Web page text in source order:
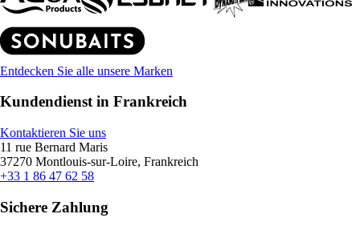
Entdecken Sie alle unsere Marken
Kundendienst in Frankreich
Kontaktieren Sie uns
11 rue Bernard Maris
37270 Montlouis-sur-Loire, Frankreich
+33 1 86 47 62 58
Sichere Zahlung